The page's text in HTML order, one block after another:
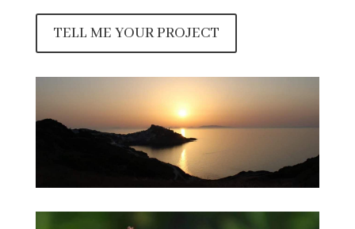
TELL ME YOUR PROJECT